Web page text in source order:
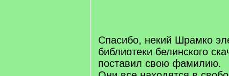
Спасибо, некий Шрамко
библиотеки белинского
поставил свою фамилию.